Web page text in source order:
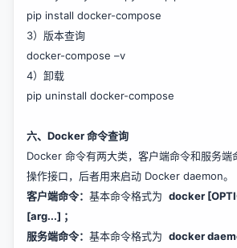
pip install docker-compose
3）版本查询
docker-compose –v
4）卸载
pip uninstall docker-compose
六、Docker 命令查询
Docker 命令有两大类，客户端命令和服务端
操作接口，后者用来启动 Docker daemon。
客户端命令： 基本命令格式为 docker
[arg...] ；
服务端命令： 基本命令格式为 docker